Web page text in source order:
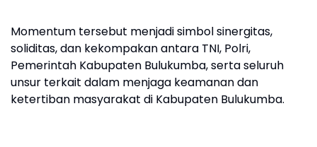
Momentum tersebut menjadi simbol sinergitas,
soliditas, dan kekompakan antara TNI, Polri,
Pemerintah Kabupaten Bulukumba, serta seluruh
unsur terkait dalam menjaga keamanan dan
ketertiban masyarakat di Kabupaten Bulukumba.